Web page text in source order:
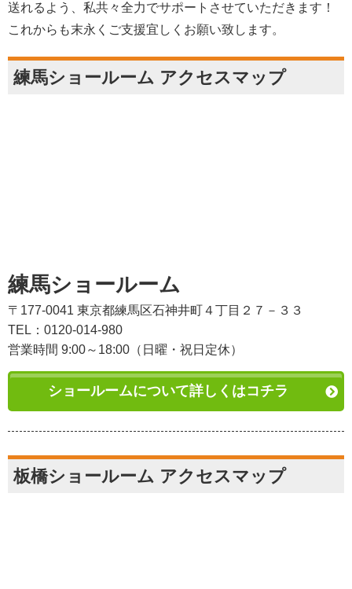
送れるよう、私共々全力でサポートさせていただきます！
これからも末永くご支援宜しくお願い致します。
練馬ショールーム アクセスマップ
練馬ショールーム
〒177-0041 東京都練馬区石神井町４丁目２７－３３
TEL：0120-014-980
営業時間 9:00～18:00（日曜・祝日定休）
ショールームについて詳しくはコチラ
板橋ショールーム アクセスマップ